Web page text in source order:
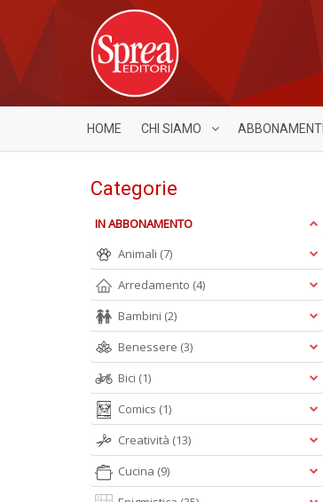
HOME CHI SIAMO ABBONAMENTI
Categorie
IN ABBONAMENTO
Animali (7)
Arredamento (4)
Bambini (2)
Benessere (3)
Bici (1)
Comics (1)
Creatività (13)
Cucina (9)